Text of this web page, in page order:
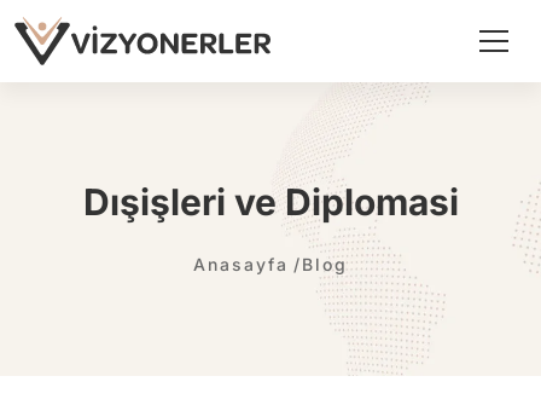
Dışişleri ve Diplomasi
Anasayfa Blog